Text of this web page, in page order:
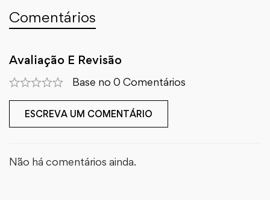
Comentários
Avaliação E Revisão
Base no 0 Comentários
ESCREVA UM COMENTÁRIO
Não há comentários ainda.